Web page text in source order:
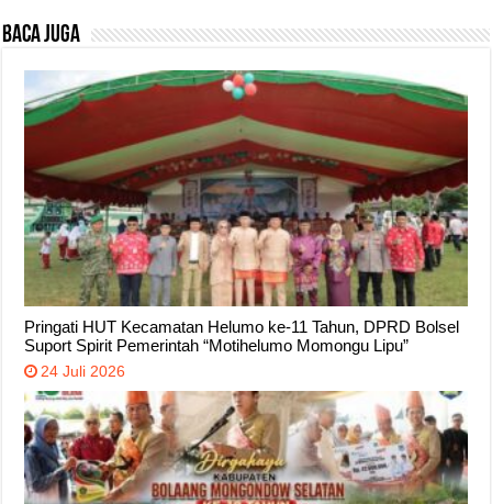
Baca Juga
Pringati HUT Kecamatan Helumo ke-11 Tahun, DPRD Bolsel
Suport Spirit Pemerintah “Motihelumo Momongu Lipu”
24 Juli 2026